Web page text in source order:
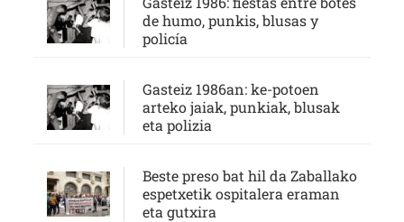
de humo, punkis, blusas y
policía
Gasteiz 1986an: ke-potoen
arteko jaiak, punkiak, blusak
eta polizia
Beste preso bat hil da Zaballako
espetxetik ospitalera eraman
eta gutxira